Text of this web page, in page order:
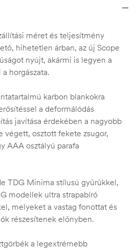
méret és teljesítmény
hihetetlen árban, az új Scope
nyújt, akármi is legyen a
horgászata.
karbon blankokra
a deformálódás
javítása érdekében a nagyobb
végett, osztott fekete zsugor,
AAA osztályú parafa
TDG Minima stílusú gyűrűkkel,
modellek ultra strapabíró
melyeket a vastag fonottat és
részesítenek előnyben.
a legextrémebb